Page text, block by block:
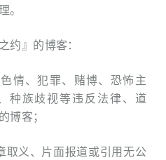
。
约』的博客：
情、犯罪、赌博、恐怖主
种族歧视等违反法律、道
博客；
取义、片面报道或引用无公